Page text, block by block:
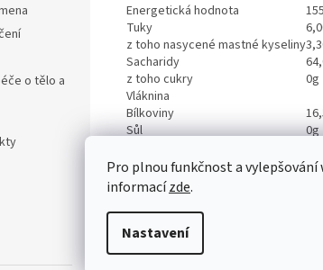
Pro plnou funkčnost a vylepšování
informacízde.
Nastavení
o tělo a
Energetická hodnota
Tuky
z toho nasycené mastné kyseliny
Sacharidy
z toho cukry
0g
Vláknina
Bílkoviny
Sůl
0g